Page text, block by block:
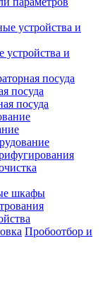
устройства и
посуда
посуда
посуда
шкафы
Пробоотбор и